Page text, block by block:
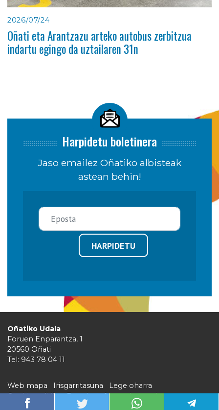
2026/07/24
Oñati eta Arantzazu arteko autobus zerbitzua
indartu egingo da uztailaren 31n
Harpidetu boletinera
Jaso emailez Oñatiko albisteak
astean behin!
HARPIDETU
Oñatiko Udala
Foruen Enparantza, 1
20560 Oñati
Tel: 943 78 04 11
Web mapa Irisgarritasuna
Lege oharra
Cookie politika
Barruko informazio kanala